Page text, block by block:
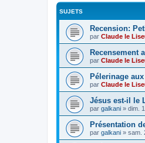
SUJETS
Recension:
par Claude le
Recensement
par Claude le
Pélerinage
par Claude le
Jésus est-il le
par galkani » dim.
Présentation
par galkani » sam.